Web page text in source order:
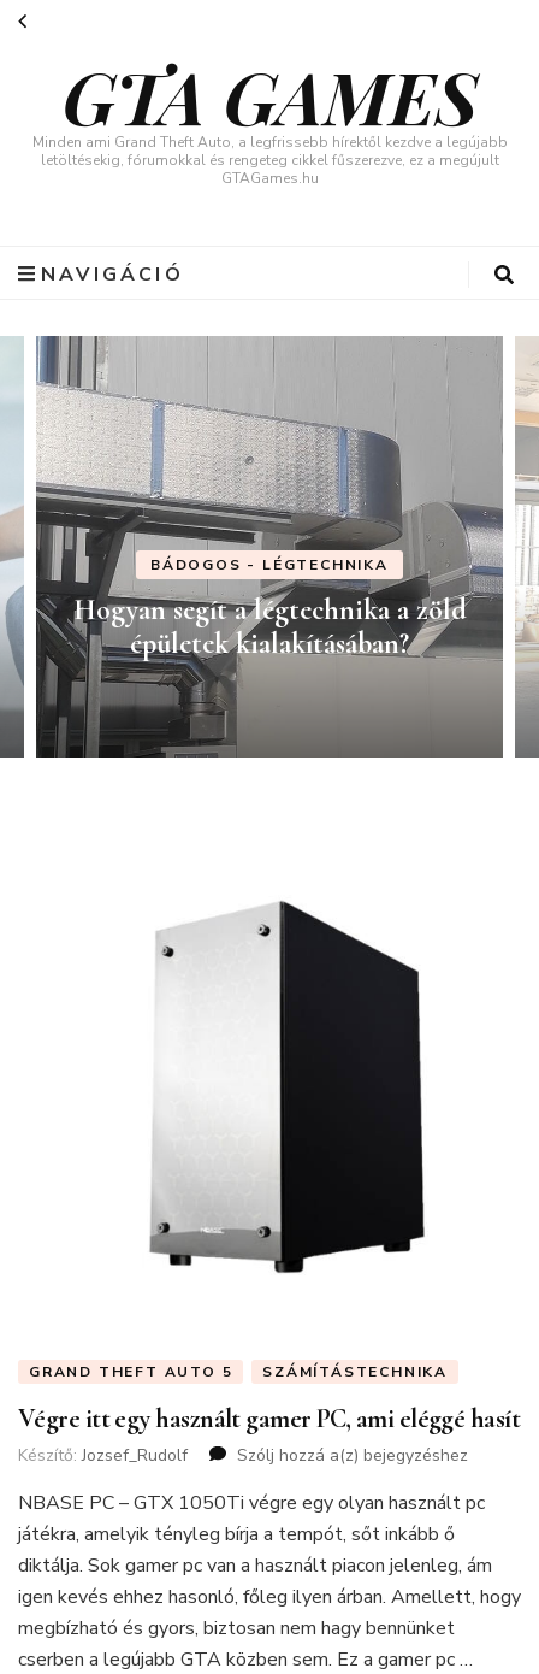
GTA GAMES
Minden ami Grand Theft Auto, a legfrissebb hírektől kezdve a legújabb
letöltésekig, fórumokkal és rengeteg cikkel fűszerezve, ez a megújult
GTAGames.hu
NAVIGÁCIÓ
BÁDOGOS - LÉGTECHNIKA
Hogyan segít a légtechnika a zöld
épületek kialakításában?
GRAND THEFT AUTO 5 SZÁMÍTÁSTECHNIKA
Végre itt egy használt gamer PC, ami eléggé hasít
Készítő:Jozsef_Rudolf Szólj hozzá a(z) Végre
egy
használt
gamer
ami
eléggé
hasít
bejegyzéshez
NBASE PC – GTX 1050Ti végre egy olyan használt pc
játékra, amelyik tényleg bírja a tempót, sőt inkább ő
diktálja. Sok gamer pc van a használt piacon jelenleg, ám
igen kevés ehhez hasonló, főleg ilyen árban. Amellett, hogy
megbízható és gyors, biztosan nem hagy bennünket
cserben a legújabb GTA közben sem. Ez a gamer pc …